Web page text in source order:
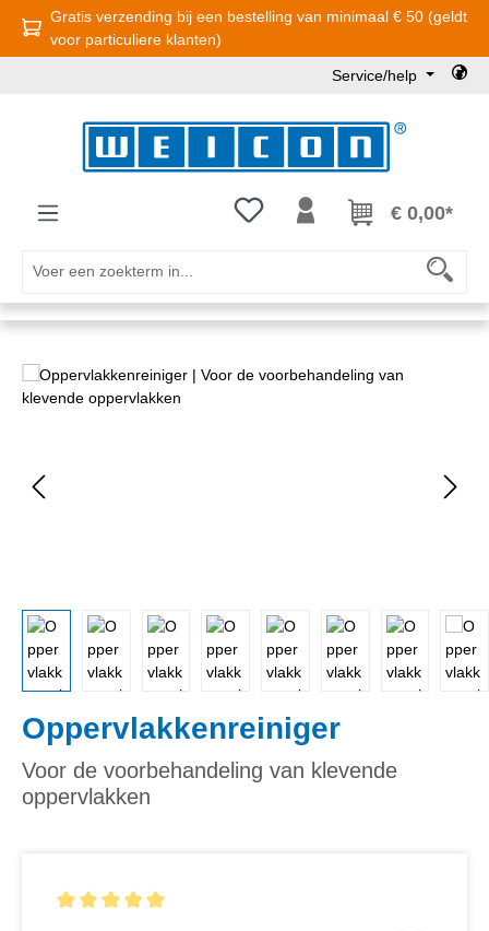
Ga naar de hoofdinhoud
Gratis verzending bij een bestelling van minimaal € 50 (geldt
voor particuliere klanten)
Service/help
Je hebt 0 items op je€ 0,00*
Afbeeldingengalerij overslaan
Oppervlakkenreiniger
Voor de voorbehandeling van klevende
oppervlakken